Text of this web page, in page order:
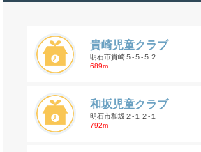
貴崎児童クラブ
明石市貴崎５-５-５２
689m
和坂児童クラブ
明石市和坂２-１２-１
792m